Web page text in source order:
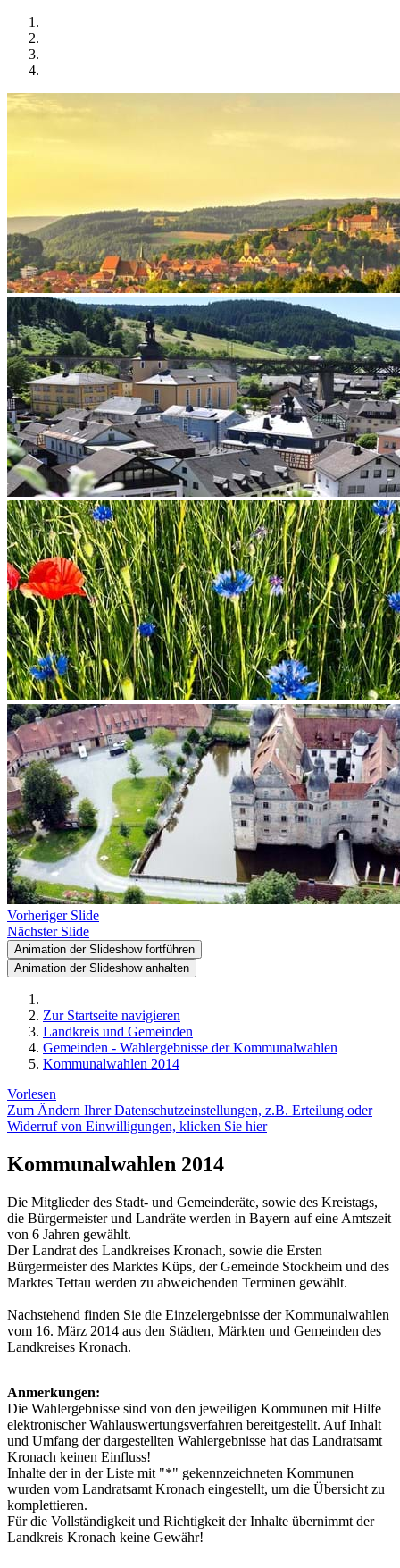
Vorheriger Slide
Nächster Slide
Animation der Slideshow fortführen
Animation der Slideshow anhalten
Zur Startseite navigieren
Landkreis und Gemeinden
Gemeinden - Wahlergebnisse der Kommunalwahlen
Kommunalwahlen 2014
Vorlesen
Zum Ändern Ihrer Datenschutzeinstellungen, z.B. Erteilung oder
Widerruf von Einwilligungen, klicken Sie hier
Kommunalwahlen 2014
Die Mitglieder des Stadt- und Gemeinderäte, sowie des Kreistags,
die Bürgermeister und Landräte werden in Bayern auf eine Amtszeit
von 6 Jahren gewählt.
Der Landrat des Landkreises Kronach, sowie die Ersten
Bürgermeister des Marktes Küps, der Gemeinde Stockheim und des
Marktes Tettau werden zu abweichenden Terminen gewählt.
Nachstehend finden Sie die Einzelergebnisse der Kommunalwahlen
vom 16. März 2014 aus den Städten, Märkten und Gemeinden des
Landkreises Kronach.
Anmerkungen:
Die Wahlergebnisse sind von den jeweiligen Kommunen mit Hilfe
elektronischer Wahlauswertungsverfahren bereitgestellt. Auf Inhalt
und Umfang der dargestellten Wahlergebnisse hat das Landratsamt
Kronach keinen Einfluss!
Inhalte der in der Liste mit "*" gekennzeichneten Kommunen
wurden vom Landratsamt Kronach eingestellt, um die Übersicht zu
komplettieren.
Für die Vollständigkeit und Richtigkeit der Inhalte übernimmt der
Landkreis Kronach keine Gewähr!